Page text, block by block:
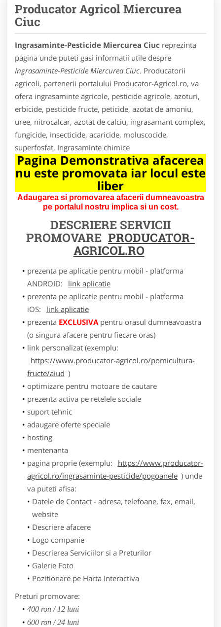
Producator Agricol Miercurea
Ciuc
Ingrasaminte-Pesticide Miercurea Ciuc reprezinta
pagina unde puteti gasi informatii utile despre
Ingrasaminte-Pesticide Miercurea Ciuc. Producatorii
agricoli, partenerii portalului Producator-Agricol.ro, va
ofera ingrasaminte agricole, pesticide agricole, azoturi,
erbicide, pesticide fructe, peticide, azotat de amoniu,
uree, nitrocalcar, azotat de calciu, ingrasamant complex,
fungicide, insecticide, acaricide, moluscocide,
superfosfat, Ingrasaminte chimice
Pagina Demonstrativa afacerea
nu este promovata iar locul este
liber
Adaugarea si promovarea afacerii dumneavoastra
pe portalul nostru implica si un cost.
DESCRIERE SERVICII
PROMOVARE PRODUCATOR-
AGRICOL.RO
prezenta pe aplicatie pentru mobil - platforma
ANDROID:
link aplicatie
prezenta pe aplicatie pentru mobil - platforma
iOS:
link aplicatie
prezenta EXCLUSIVApentru orasul dumneavoastra
(o singura afacere pentru fiecare oras)
link personalizat (exemplu:
https://www.producator-agricol.ro/pomicultura-
fructe/aiud )
optimizare pentru motoare de cautare
prezenta activa pe retelele sociale
suport tehnic
adaugare oferte speciale
hosting
mentenanta
pagina proprie (exemplu:
https://www.producator-
agricol.ro/ingrasaminte-pesticide/pogoanele ) unde
va puteti afisa:
Datele de Contact - adresa, telefoane, fax, email,
website
Descriere afacere
Logo companie
Descrierea Serviciilor si a Preturilor
Galerie Foto
Pozitionare pe Harta Interactiva
Preturi promovare:
400 ron / 12 luni
600 ron / 24 luni